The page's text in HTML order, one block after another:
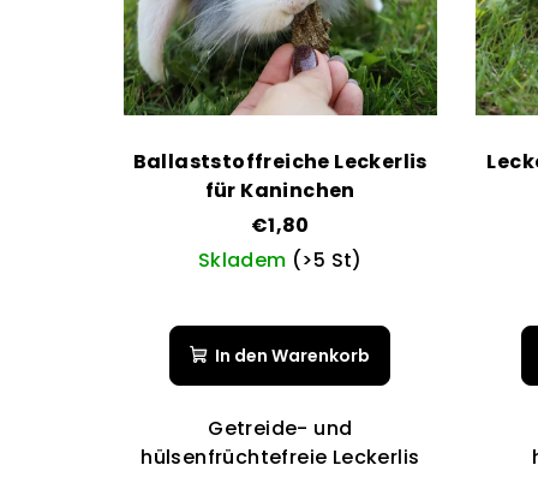
Ballaststoffreiche Leckerlis
für Kaninchen
€1,80
Skladem (>5 St)
durchschnittliche
Produktbewertung
ist
5,0
von
In den Warenkorb
Getreide- und
hülsenfrüchtefreie Leckerlis